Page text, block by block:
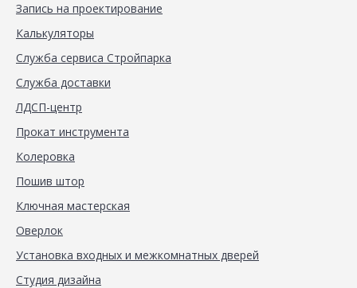
Запись на проектирование
Калькуляторы
Служба сервиса Стройпарка
Служба доставки
ЛДСП-центр
Прокат инструмента
Колеровка
Пошив штор
Ключная мастерская
Оверлок
Установка входных и межкомнатных дверей
Студия дизайна